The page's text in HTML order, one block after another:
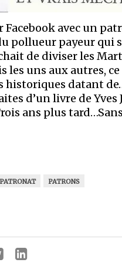
Facebook avec un
pollueur payeur qui
de diviser les
uns aux autres, ce
historiques datant
d’un livre de
ans plus
PATRONAT PATRONS